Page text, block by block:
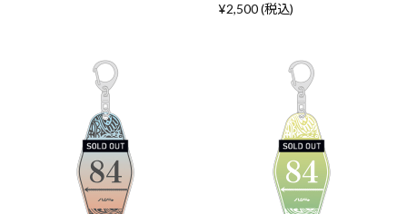
¥2,500 (税込)